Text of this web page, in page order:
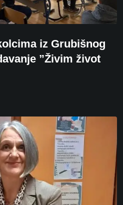
iz Grubišnog
”Živim život